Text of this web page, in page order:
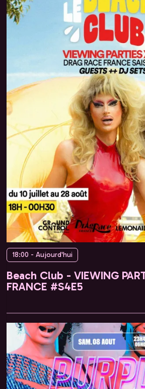
18:00 - Aujourd'hui
Beach Club - VIEWING
FRANCE #S4E5